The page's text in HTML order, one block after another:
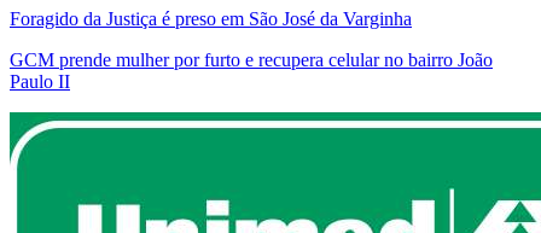
Foragido da Justiça é preso em São José da Varginha
GCM prende mulher por furto e recupera celular no bairro João
Paulo II